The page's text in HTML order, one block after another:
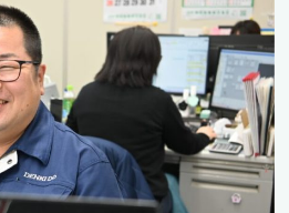
採用に関するお問い合わせ